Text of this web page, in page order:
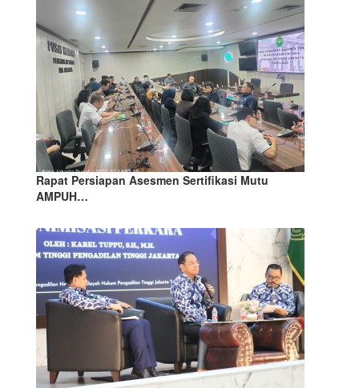
Rapat Persiapan Asesmen Sertifikasi Mutu
AMPUH…